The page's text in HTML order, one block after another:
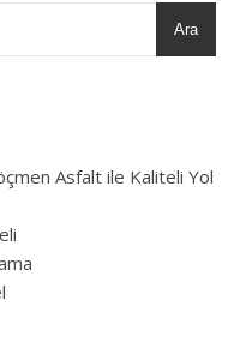
Ara
Asfalt ile Kaliteli Yol